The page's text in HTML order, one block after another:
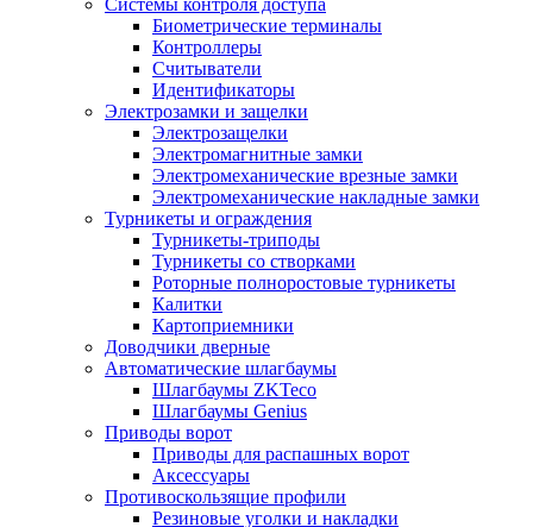
Системы контроля доступа
Биометрические терминалы
Контроллеры
Считыватели
Идентификаторы
Электрозамки и защелки
Электрозащелки
Электромагнитные замки
Электромеханические врезные замки
Электромеханические накладные замки
Турникеты и ограждения
Турникеты-триподы
Турникеты со створками
Роторные полноростовые турникеты
Калитки
Картоприемники
Доводчики дверные
Автоматические шлагбаумы
Шлагбаумы ZKTeco
Шлагбаумы Genius
Приводы ворот
Приводы для распашных ворот
Аксессуары
Противоскользящие профили
Резиновые уголки и накладки